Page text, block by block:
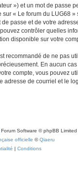
») et un mot de
« Le forum du LUG68
passe et de votre
contrôler quelles
disponible sur votre
de ne pas
En aucun
compte, vous pouvez
de courriel et le
Software © phpBB Limited
officielle ©Qiaeru
| Conditions